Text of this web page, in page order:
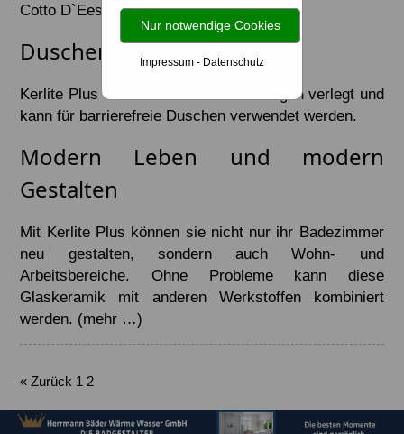
Cotto D`Eeste
Duschen ohne Fugen
Kerlite Plus Glaskeramik wird ohne Fugen verlegt und
kann für barrierefreie Duschen verwendet werden.
Modern Leben und modern
Gestalten
Mit Kerlite Plus können sie nicht nur ihr Badezimmer
neu gestalten, sondern auch Wohn- und
Arbeitsbereiche. Ohne Probleme kann diese
Glaskeramik mit anderen Werkstoffen kombiniert
werden. (mehr …)
« Zurück 1 2
Nur notwendige Cookies
Impressum - Datenschutz